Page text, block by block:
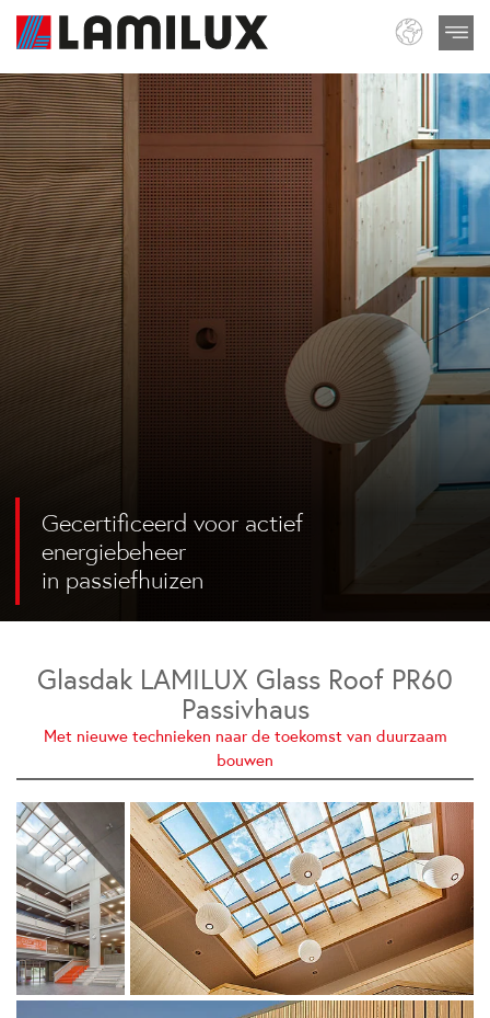
Gecertificeerd voor actief
energiebeheer
in passiefhuizen
Glasdak LAMILUX Glass Roof PR60
Passivhaus
Met nieuwe technieken naar de toekomst van duurzaam
bouwen